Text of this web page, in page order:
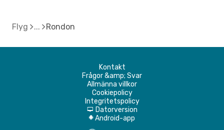
Flyg Rondon
Kontakt
Frågor &amp; Svar
Allmänna villkor
Cookiepolicy
Integritetspolicy
d Datorversion
A Android-app